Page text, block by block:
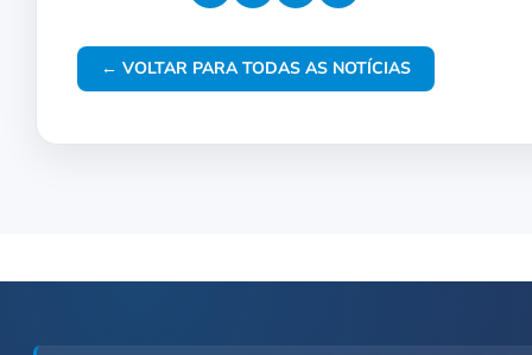
← VOLTAR PARA TODAS AS NOTÍCIAS